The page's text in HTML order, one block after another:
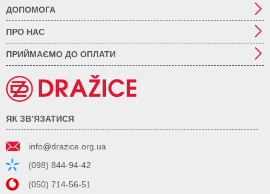
ДОПОМОГА
ПРО НАС
ПРИЙМАЄМО ДО ОПЛАТИ
ЯК ЗВ’ЯЗАТИСЯ
info@drazice.org.ua
(098) 844-94-42
(050) 714-56-51